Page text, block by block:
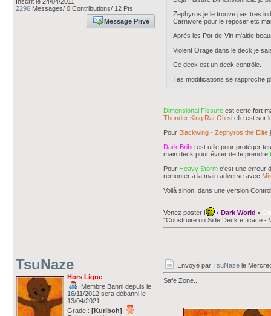
2296 Messages/ 0 Contributions/ 12 Pts
Message Privé
Zephyros je le trouve pas très
Carnivore pour le reposer etc
Après les Pot-de-Vin m'aide
Violent Orage dans le deck je
Ce deck est un deck contrôle.
Tes modifications se rapproche
Dimensional Fissure est certe fort
Thunder King Rai-Oh si elle est sur
Pour Blackwing - Zephyros the Elite
Dark Bribe est utile pour protéger
main deck pour éviter de te prendre
Pour Heavy Storm c'est une erreur
remonter à la main adverse avec
Voilà sinon, dans une version
Venez poster !
• Dark World •
"Construire un Side Deck efficace -
TsuNaze
Hors Ligne
Membre Banni depuis le
16/11/2012 sera débanni le
13/04/2021
Grade : [Kuriboh]
Envoyé par TsuNaze le
Safe Zone..